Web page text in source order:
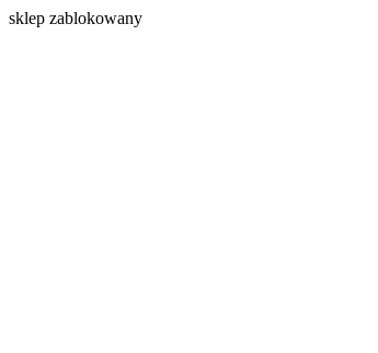
sklep zablokowany